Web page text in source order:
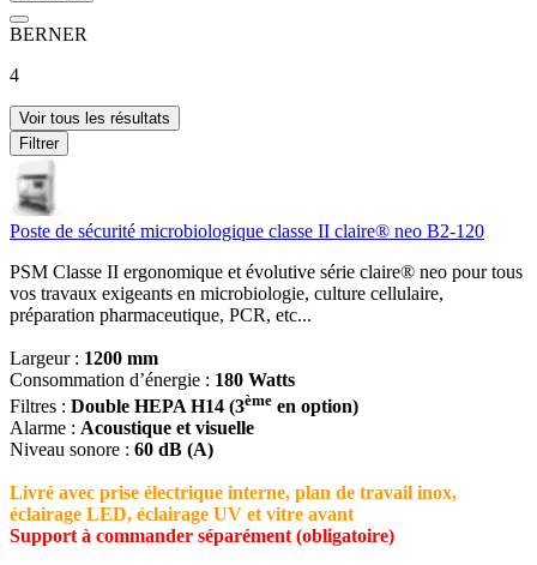
BERNER
4
Voir tous les résultats
Filtrer
Poste de sécurité microbiologique classe II claire® neo B2-120
PSM Classe II ergonomique et évolutive série claire® neo pour tous
vos travaux exigeants en microbiologie, culture cellulaire,
préparation pharmaceutique, PCR, etc...
Largeur : 1200 mm
Consommation d’énergie : 180 Watts
Filtres : Double HEPA H14 (3ème en option)
Alarme : Acoustique et visuelle
Niveau sonore : 60 dB (A)
Livré avec prise électrique interne, plan de travail inox,
éclairage LED, éclairage UV et vitre avant
Support à commander séparément (obligatoire)